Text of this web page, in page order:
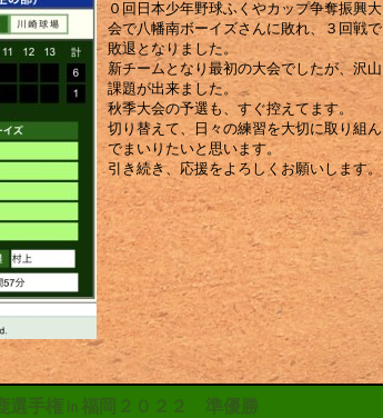
０回日本少年野球ふくやカップ争奪振興大
会で八幡南ボーイズさんに敗れ、３回戦で
敗退となりました。
新チームとなり最初の大会でしたが、沢山
課題が出来ました。
秋季大会の予選も、すぐ控えてます。
切り替えて、日々の練習を大切に取り組ん
でまいりたいと思います。
引き続き、応援をよろしくお願いします。
選手権㏌福岡２０２２ 準優勝